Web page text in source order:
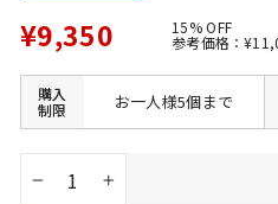
¥9,350 15% OFF
参考価格：通
価
購入
制限
お一人様5個まで
+